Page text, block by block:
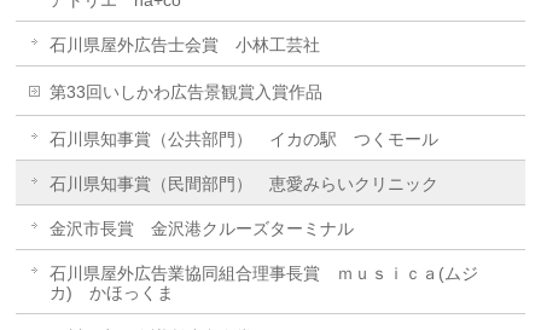
石川県屋外広告士会賞 小林工芸社
第33回いしかわ広告景観賞入賞作品
石川県知事賞（公共部門） イカの駅 つくモール
石川県知事賞（民間部門） 恵愛みらいクリニック
金沢市長賞 金沢港クルーズターミナル
石川県屋外広告業協同組合理事長賞 ｍｕｓｉｃａ(ムジ
カ) かほっくま